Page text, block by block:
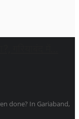
done? In Gariaband,